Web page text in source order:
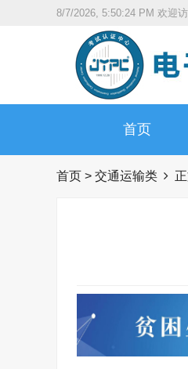
8/7/2026, 5:50:25 PM 欢迎访
首页
首页 > 交通运输类